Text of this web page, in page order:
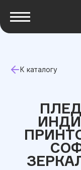
К каталогу